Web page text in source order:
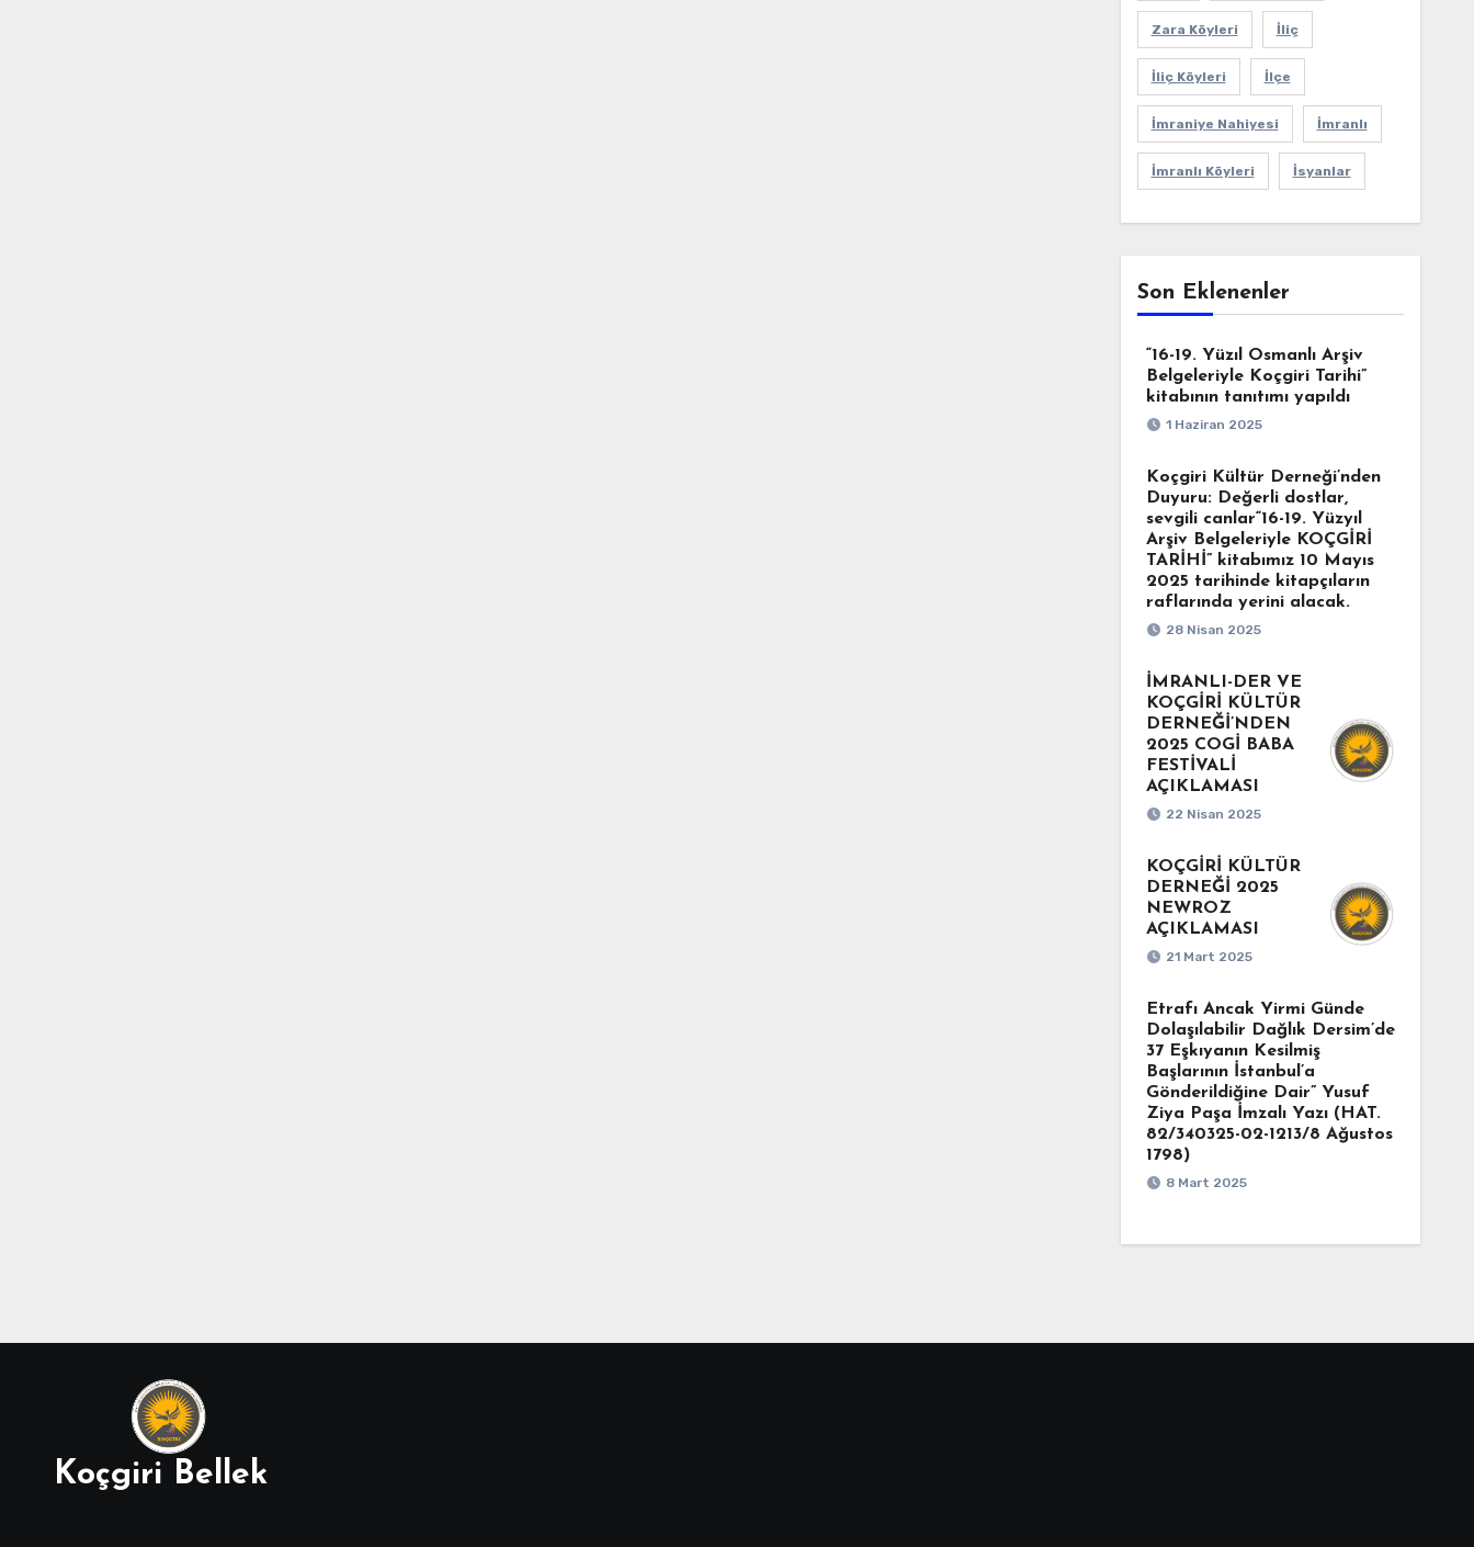
Zara Köyleri İliç
İliç Köyleri İlçe
İmraniye Nahiyesi İmranlı
İmranlı Köyleri İsyanlar
Son Eklenenler
“16-19. Yüzıl Osmanlı Arşiv
Belgeleriyle Koçgiri Tarihi”
kitabının tanıtımı yapıldı
1 Haziran 2025
Koçgiri Kültür Derneği’nden
Duyuru: Değerli dostlar,
sevgili canlar“16-19. Yüzyıl
Arşiv Belgeleriyle KOÇGİRİ
TARİHİ” kitabımız 10 Mayıs
2025 tarihinde kitapçıların
raflarında yerini alacak.
28 Nisan 2025
İMRANLI-DER VE
KOÇGİRİ KÜLTÜR
DERNEĞİ’NDEN
2025 COGİ BABA
FESTİVALİ
AÇIKLAMASI
22 Nisan 2025
KOÇGİRİ KÜLTÜR
DERNEĞİ 2025
NEWROZ
AÇIKLAMASI
21 Mart 2025
Etrafı Ancak Yirmi Günde
Dolaşılabilir Dağlık Dersim’de
37 Eşkıyanın Kesilmiş
Başlarının İstanbul’a
Gönderildiğine Dair” Yusuf
Ziya Paşa İmzalı Yazı (HAT.
82/340325-02-1213/8 Ağustos
1798)
8 Mart 2025
Koçgiri Bellek